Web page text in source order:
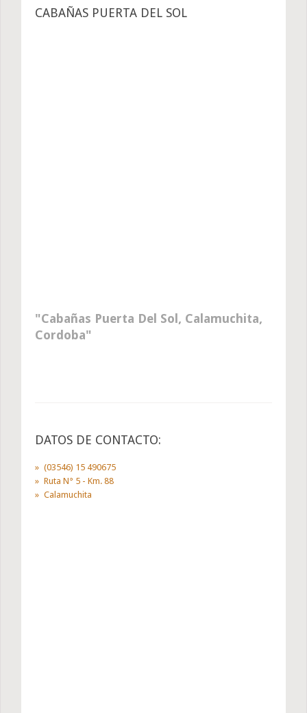
CABAÑAS PUERTA DEL SOL
Cabañas Puerta Del Sol, Calamuchita,
Cordoba
DATOS DE CONTACTO:
(03546) 15 490675
Ruta N° 5 - Km. 88
Calamuchita